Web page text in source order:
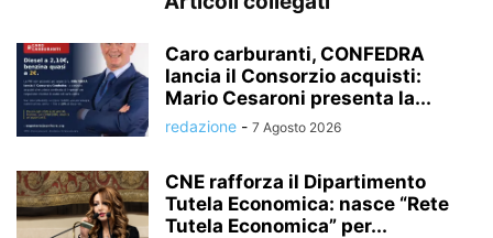
Caro carburanti, CONFEDRA
lancia il Consorzio acquisti:
Mario Cesaroni presenta la...
redazione - 7 Agosto 2026
CNE rafforza il Dipartimento
Tutela Economica: nasce “Rete
Tutela Economica” per...